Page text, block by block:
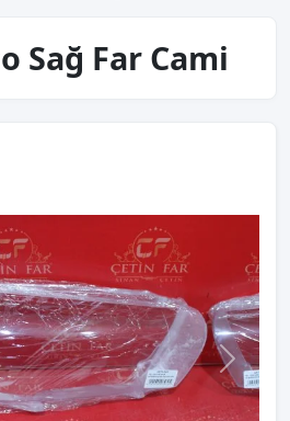
Sağ Far Cami